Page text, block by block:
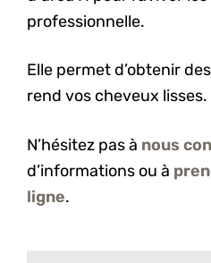
professionnelle.
Elle permet d’obtenir
rend vos cheveux lisses.
N’hésitez pas à nous
d’informations ou à
ligne.